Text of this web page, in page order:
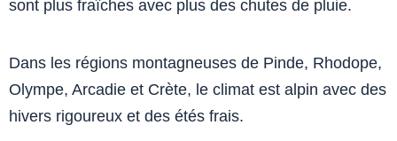
sont plus fraîches avec plus des chutes de pluie.
Dans les régions montagneuses de Pinde, Rhodope,
Olympe, Arcadie et Crète, le climat est alpin avec des
hivers rigoureux et des étés frais.